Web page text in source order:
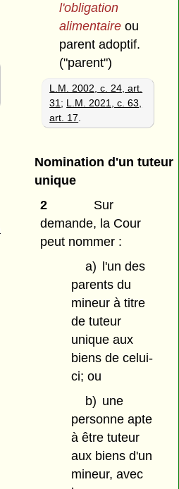
l'obligation
alimentaireou
parent adoptif.
("parent")
L.M. 2002, c. 24, art.
31; L.M. 2021, c. 63,
art. 17.
Nomination d'un tuteur
unique
2
Sur
demande, la Cour
peut nommer :
a) l'un des
parents du
mineur à titre
de tuteur
unique aux
biens de celui-
ci; ou
b) une
personne apte
à être tuteur
aux biens d'un
mineur, avec